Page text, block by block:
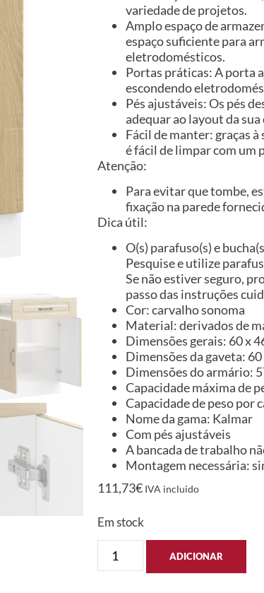
variedade de projetos.
Amplo espaço de
espaço suficiente para
eletrodomésticos.
Portas práticas: A porta
escondendo
Pés ajustáveis: Os pés
adequar ao layout da sua
Fácil de manter: graças
é fácil de limpar com um
Atenção:
Para evitar que tombe,
fixação na parede
Dica útil:
O(s) parafuso(s) e
Pesquise e utilize
Se não estiver seguro,
passo das instruções
Cor: carvalho sonoma
Material: derivados de
Dimensões gerais: 60 x
Dimensões da gaveta: 60
Dimensões do armário:
Capacidade máxima de
Capacidade de peso por
Nome da gama: Kalmar
Com pés ajustáveis
A bancada de trabalho
Montagem necessária:
111,73€ IVA incluido
Em stock
ADICIONAR